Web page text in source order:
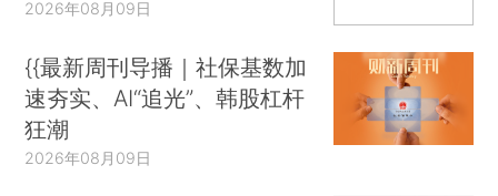
2026年08月09日
{{最新周刊导播｜社保基数加
速夯实、AI“追光”、韩股杠杆
狂潮
2026年08月09日